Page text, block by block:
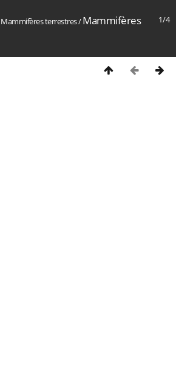
1/4
Mammifères terrestres/Mammifères